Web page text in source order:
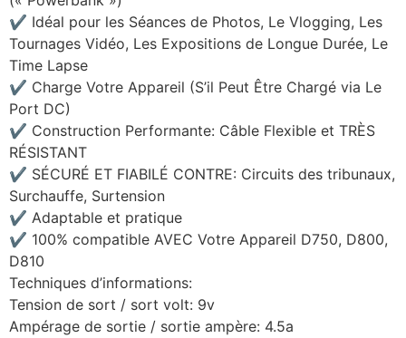
✔ Idéal pour les Séances de Photos, Le Vlogging, Les
Tournages Vidéo, Les Expositions de Longue Durée, Le
Time Lapse
✔ Charge Votre Appareil (S’il Peut Être Chargé via Le
Port DC)
✔ Construction Performante: Câble Flexible et TRÈS
RÉSISTANT
✔ SÉCURÉ ET FIABILÉ CONTRE: Circuits des tribunaux,
Surchauffe, Surtension
✔ Adaptable et pratique
✔ 100% compatible AVEC Votre Appareil D750, D800,
D810
Techniques d’informations:
Tension de sort / sort volt: 9v
Ampérage de sortie / sortie ampère: 4.5a